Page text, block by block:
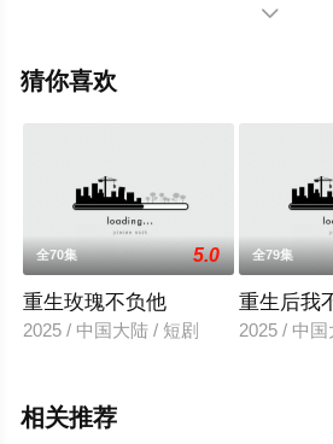
（全75集），手机免费观看高清无
猫或剧情网等平台了解。

猜你喜欢
全70集 5.0
重生玫瑰不负他
2025 / 中国大陆 / 短剧
全79集
重生后我
2025 / 中国
相关推荐